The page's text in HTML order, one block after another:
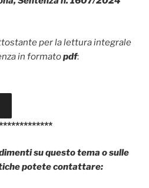
per la lettura integrale
in formatopdf:
su questo tema o sulle
potete contattare: